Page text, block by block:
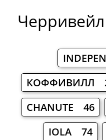
КОФФИВИЛЛ
CHANUTE 46
IOLA 74